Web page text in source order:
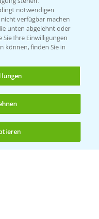
4)
1
notwendigen
verfügbar machen
unten abgelehnt oder
Ihre Einwilligungen
können, finden Sie in